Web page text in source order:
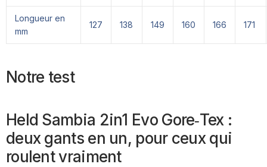
Longueur en
mm
127 138 149 160 166 171
Notre test
Held Sambia 2in1 Evo Gore‑Tex :
deux gants en un, pour ceux qui
roulent vraiment